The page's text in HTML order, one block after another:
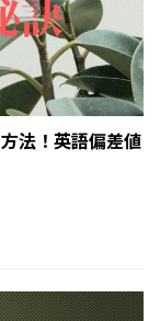
法！英語偏差値